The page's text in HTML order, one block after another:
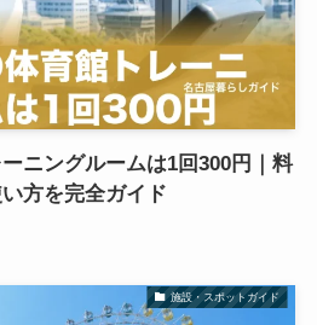
ニングルームは1回300円｜料
方を完全ガイド
施設・スポットガイド